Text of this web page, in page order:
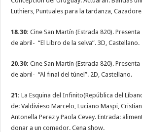
Luthiers, Puntuales para la tardanza,
18.30:Cine San Martín (Estrada 820).
de abril- “El Libro de la selva”. 3D, Castellano.
20.30:Cine San Martín (Estrada 820).
de abril- “Al final del túnel”. 2D, Castellano.
21: La Esquina del Infinito(República del
de: Valdivieso Marcelo, Luciano Maspi,
Antonella Perez y Paola Cevey. Entrada:
donar a un comedor. Cena show.